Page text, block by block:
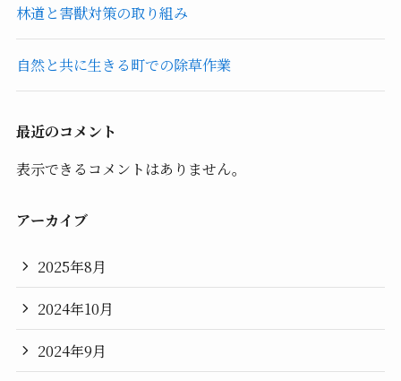
林道と害獣対策の取り組み
自然と共に生きる町での除草作業
最近のコメント
表示できるコメントはありません。
アーカイブ
2025年8月
2024年10月
2024年9月